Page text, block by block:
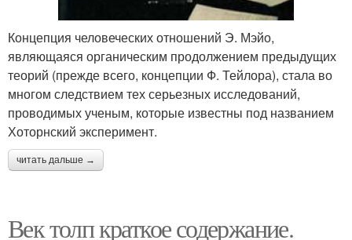
Концепция человеческих отношений Э. Мэйо,
являющаяся органическим продолжением предыдущих
теорий (прежде всего, концепции Ф. Тейлора), стала во
многом следствием тех серьезных исследований,
проводимых ученым, которые известны под названием
Хоторнский эксперимент.
читать дальше →
Век толп краткое содержание.